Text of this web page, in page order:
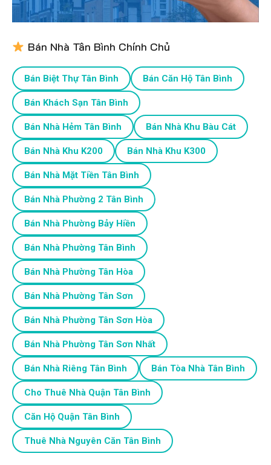
Bán Nhà Tân Bình Chính Chủ
Bán Biệt Thự Tân Bình Bán Căn Hộ Tân Bình
Bán Khách Sạn Tân Bình
Bán Nhà Hẻm Tân Bình Bán Nhà Khu Bàu Cát
Bán Nhà Khu K200 Bán Nhà Khu K300
Bán Nhà Mặt Tiền Tân Bình
Bán Nhà Phường 2 Tân Bình
Bán Nhà Phường Bảy Hiền
Bán Nhà Phường Tân Bình
Bán Nhà Phường Tân Hòa
Bán Nhà Phường Tân Sơn
Bán Nhà Phường Tân Sơn Hòa
Bán Nhà Phường Tân Sơn Nhất
Bán Nhà Riêng Tân Bình Bán Tòa Nhà Tân Bình
Cho Thuê Nhà Quận Tân Bình
Căn Hộ Quận Tân Bình
Thuê Nhà Nguyên Căn Tân Bình